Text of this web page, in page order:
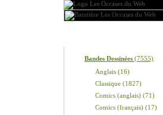
Bandes Dessinées (7555)
Anglais (16)
Classique (1827)
Comics (anglais) (71)
Comics (français) (17)